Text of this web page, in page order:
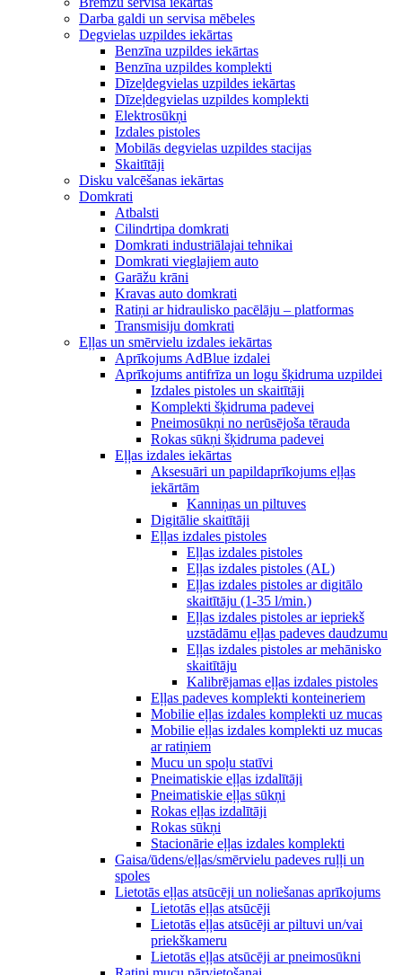
Darba galdi un servisa mēbeles
Degvielas uzpildes iekārtas
Benzīna uzpildes iekārtas
Benzīna uzpildes komplekti
Dīzeļdegvielas uzpildes iekārtas
Dīzeļdegvielas uzpildes komplekti
Elektrosūkņi
Izdales pistoles
Mobilās degvielas uzpildes stacijas
Skaitītāji
Disku valcēšanas iekārtas
Domkrati
Atbalsti
Cilindrtipa domkrati
Domkrati industriālajai tehnikai
Domkrati vieglajiem auto
Garāžu krāni
Kravas auto domkrati
Ratiņi ar hidraulisko pacēlāju – platformas
Transmisiju domkrati
Eļļas un smērvielu izdales iekārtas
Aprīkojums AdBlue izdalei
Aprīkojums antifrīza un logu šķidruma uzpildei
Izdales pistoles un skaitītāji
Komplekti šķidruma padevei
Pneimosūkņi no nerūsējoša tērauda
Rokas sūkņi šķidruma padevei
Eļļas izdales iekārtas
Aksesuāri un papildaprīkojums eļļas
iekārtām
Kanniņas un piltuves
Digitālie skaitītāji
Eļļas izdales pistoles
Eļļas izdales pistoles
Eļļas izdales pistoles (AL)
Eļļas izdales pistoles ar digitālo
skaitītāju (1-35 l/min.)
Eļļas izdales pistoles ar iepriekš
uzstādāmu eļļas padeves daudzumu
Eļļas izdales pistoles ar mehānisko
skaitītāju
Kalibrējamas eļļas izdales pistoles
Eļļas padeves komplekti konteineriem
Mobilie eļļas izdales komplekti uz mucas
Mobilie eļļas izdales komplekti uz mucas
ar ratiņiem
Mucu un spoļu statīvi
Pneimatiskie eļļas izdalītāji
Pneimatiskie eļļas sūkņi
Rokas eļļas izdalītāji
Rokas sūkņi
Stacionārie eļļas izdales komplekti
Gaisa/ūdens/eļļas/smērvielu padeves ruļļi un
spoles
Lietotās eļļas atsūcēji un noliešanas aprīkojums
Lietotās eļļas atsūcēji
Lietotās eļļas atsūcēji ar piltuvi un/vai
priekškameru
Lietotās eļļas atsūcēji ar pneimosūkni